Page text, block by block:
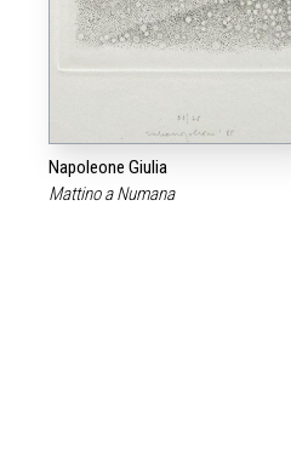
Napoleone Giulia
Mattino a Numana